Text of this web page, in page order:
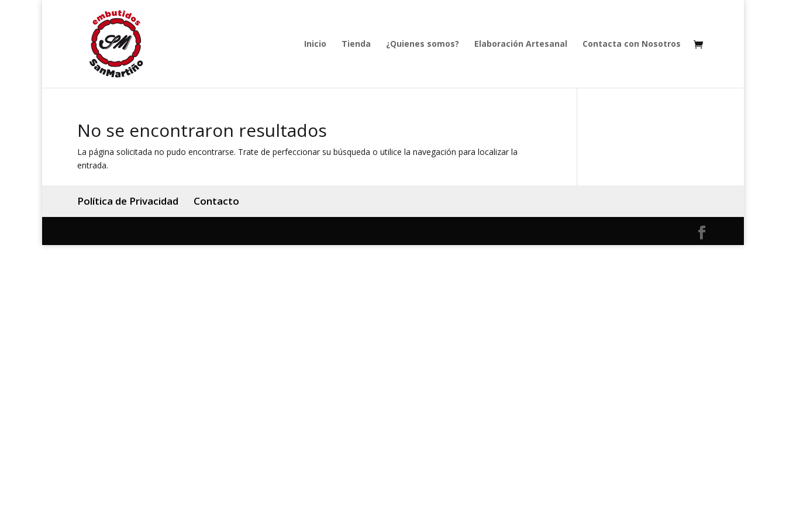
Inicio Tienda ¿Quienes somos? Elaboración Artesanal Contacta con Nosotros
No se encontraron resultados
La página solicitada no pudo encontrarse. Trate de perfeccionar su búsqueda o utilice la navegación para localizar la
entrada.
Política de Privacidad Contacto